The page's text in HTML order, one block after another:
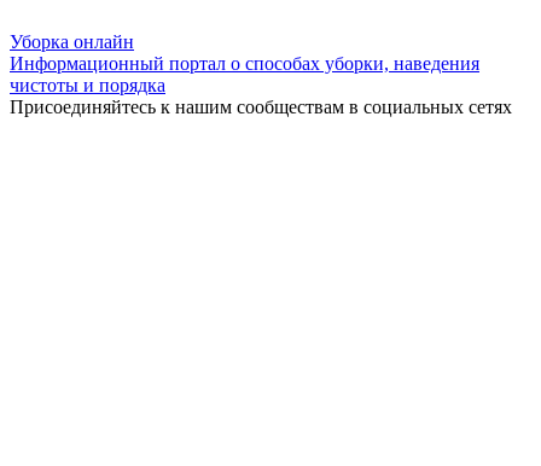
Уборка онлайн
Информационный портал о способах уборки, наведения
чистоты и порядка
Присоединяйтесь к нашим сообществам в социальных сетях